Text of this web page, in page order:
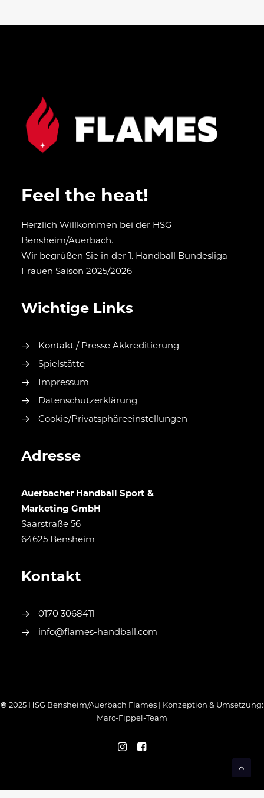
Feel the heat!
Herzlich Willkommen bei der HSG
Bensheim/Auerbach.
Wir begrüßen Sie in der 1. Handball Bundesliga
Frauen Saison 2025/2026
Wichtige Links
Kontakt / Presse Akkreditierung
Spielstätte
Impressum
Datenschutzerklärung
Cookie/Privatsphäreeinstellungen
Adresse
Auerbacher Handball Sport &
Marketing GmbH
Saarstraße 56
64625 Bensheim
Kontakt
0170 3068411
info@flames-handball.com
© 2025 HSG Bensheim/Auerbach Flames | Konzeption & Umsetzung:
Marc-Fippel-Team